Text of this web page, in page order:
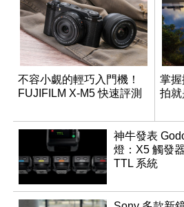
不容小覷的輕巧入門機！
FUJIFILM X-M5 快速評測
掌
拍
神牛發表
燈：X5 觸發
TTL 系統